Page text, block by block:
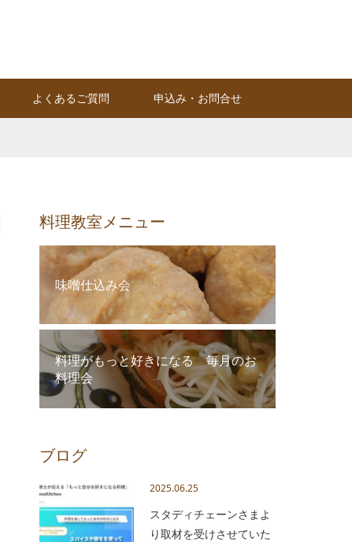
よくあるご質問 申込み・お問合せ
料理教室メニュー
味噌仕込み会
料理がもっと好きになる 毎月のお
料理会
ブログ
2025.06.25
スタディチェーンさまよ
り取材を受けさせていた